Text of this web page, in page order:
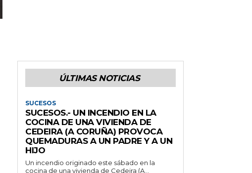
ÚLTIMAS NOTICIAS
SUCESOS
SUCESOS.- UN INCENDIO EN LA
COCINA DE UNA VIVIENDA DE
CEDEIRA (A CORUÑA) PROVOCA
QUEMADURAS A UN PADRE Y A UN
HIJO
Un incendio originado este sábado en la
cocina de una vivienda de Cedeira (A...